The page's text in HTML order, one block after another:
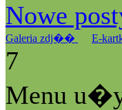
Nowe
Galeria zdj�� E-
7
Menu